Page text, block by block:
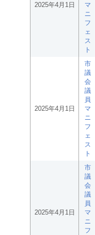
2025年4月1日
マ
ニ
フ
ェ
ス
ト
2025年4月1日
市
議
会
議
員
マ
ニ
フ
ェ
ス
ト
2025年4月1日
市
議
会
議
員
マ
ニ
フ